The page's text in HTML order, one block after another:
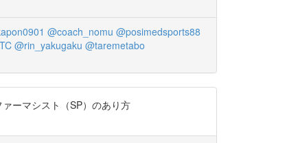
@coach_nomu @posimedsports88
@rin_yakugaku @taremetabo
ーマシスト（SP）のあり方